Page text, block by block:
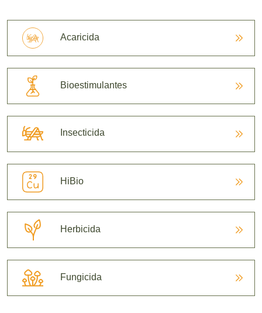
Acaricida
Bioestimulantes
Insecticida
HiBio
Herbicida
Fungicida